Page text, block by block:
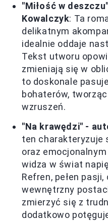
"Miłość w
Kowalczyk: Ta
delikatnym
idealnie oddaje
Tekst utworu
zmieniają się w
to doskonale
bohaterów,
wzruszeń.
"Na krawędzi" -
ten charakteryzuje
oraz
widza w świat
Refren, pełen
wewnętrzny
zmierzyć się z
dodatkowo